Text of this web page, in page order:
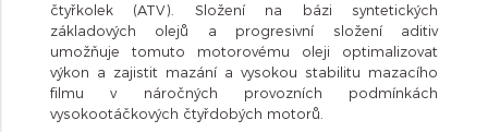
čtyřkolek (ATV). Složení na bázi syntetických
základových olejů a progresivní složení aditiv
umožňuje tomuto motorovému oleji optimalizovat
výkon a zajistit mazání a vysokou stabilitu mazacího
filmu v náročných provozních podmínkách
vysokootáčkových čtyřdobých motorů.